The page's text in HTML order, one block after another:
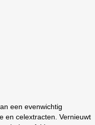
een evenwichtig
en celextracten. Vernieuwt